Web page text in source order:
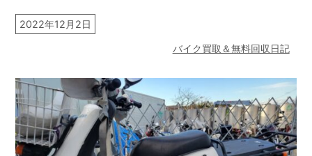
2022年12月2日
バイク買取＆無料回収日記